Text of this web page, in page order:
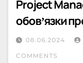
Project
обовʼязки
08.06.2024
COMMENTS